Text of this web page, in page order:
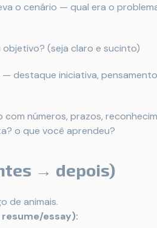
o cenário — qual era o
(seja claro e sucinto)
destaque iniciativa,
números, prazos,
o que você aprendeu?
→ depois)
de animais.
resume/essay):